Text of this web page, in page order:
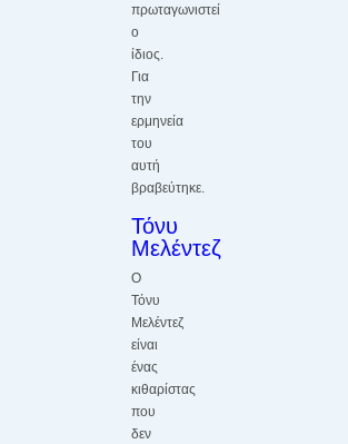
πρωταγωνιστεί
ο
ίδιος.
Για
την
ερμηνεία
του
αυτή
βραβεύτηκε.
Τόνυ
Μελέντεζ
Ο
Τόνυ
Μελέντεζ
είναι
ένας
κιθαρίστας
που
δεν